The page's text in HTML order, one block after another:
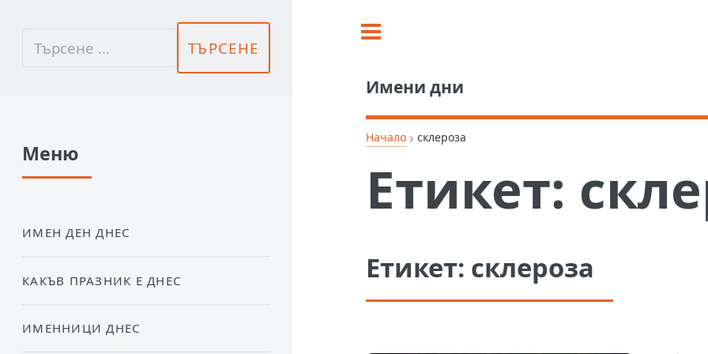
Имени дни
Начало › склероза
Етикет:
Етикет: склероза
Меню
ИМЕН ДЕН ДНЕС
КАКЪВ ПРАЗНИК Е ДНЕС
ИМЕННИЦИ ДНЕС